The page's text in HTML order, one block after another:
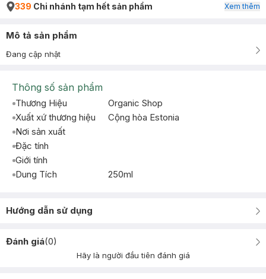
339 Chi nhánh tạm hết sản phẩm Xem thêm
Mô tả sản phẩm
Đang cập nhật
Thông số sản phẩm
Thương Hiệu
Organic Shop
Xuất xứ thương hiệu
Cộng hòa Estonia
Nơi sản xuất
Đặc tính
Giới tính
Dung Tích
250ml
Hướng dẫn sử dụng
Đánh giá(0)
Hãy là người đầu tiên đánh giá